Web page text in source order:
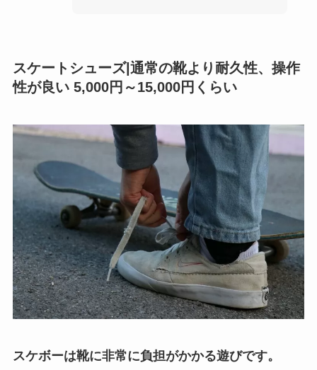
スケートシューズ|通常の靴より耐久性、操作
性が良い 5,000円～15,000円くらい
スケボーは靴に非常に負担がかかる遊びです。